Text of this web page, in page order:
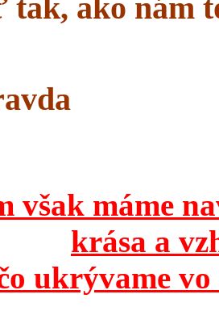
ako nám
však máme
krása a
ukrývame